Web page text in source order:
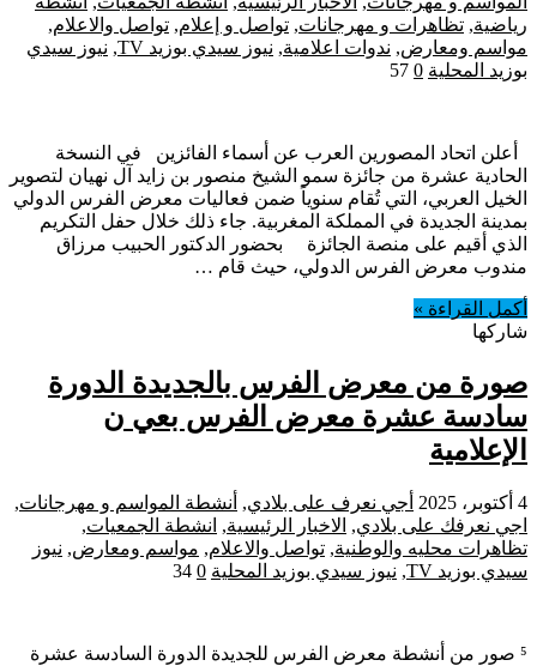
رياضية, تظاهرات و مهرجانات, تواصل و إعلام, تواصل والاعلام,
مواسم ومعارض, ندوات اعلامية, نيوز سيدي بوزيد TV , نيوز سيدي
بوزيد المحلية 0
57
‎أعلن اتحاد المصورين العرب عن أسماء الفائزين ‎في النسخة
الحادية عشرة من جائزة سمو الشيخ منصور بن زايد آل نهيان لتصوير
الخيل العربي، التي تُقام سنوياً ضمن فعاليات معرض الفرس الدولي
بمدينة الجديدة في المملكة المغربية. ‎جاء ذلك خلال حفل التكريم
الذي أقيم على منصة الجائزة بحضور الدكتور الحبيب مرزاق
مندوب معرض الفرس الدولي، حيث قام …
أكمل القراءة »
شاركها
صورة من معرض الفرس بالجديدة الدورة
سادسة عشرة معرض الفرس بعي ن
الإعلامية
4 أكتوبر، 2025 أجي نعرف على بلادي, أنشطة المواسم و مهرجانات,
اجي نعرفك على بلادي, الاخبار الرئيسية, انشطة الجمعيات,
تظاهرات محليه والوطنية, تواصل والاعلام, مواسم ومعارض, نيوز
سيدي بوزيد TV
, نيوز سيدي بوزيد المحلية 0
34
⁵ صور من أنشطة معرض الفرس للجديدة الدورة السادسة عشرة